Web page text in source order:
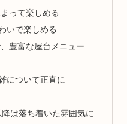
って楽しめる
いで楽しめる
豊富な屋台メニュー
について正直に
は落ち着いた雰囲気に